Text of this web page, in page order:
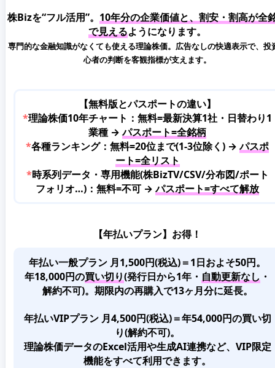
株Bizを“フル活用”。 10年分の企業価値と、割安・割高が全
で見えるようになります。
専門的な金融知識がなくても使える理論株価。広告なしの快適表示で、投
心者の判断を客観指標が支えます。
【無料版とパスポートの違い】
*理論株価10年チャート：無料=最新決算1社・日替わり1
業種 →パスポート=全銘柄
*各種ランキング：無料=20位まで(1-3位除く) →パスポ
ート=全リスト
*時系列データ・専用機能(株BizTV/CSV/分布図/ポート
フォリオ…)：無料=不可 →パスポート=すべて解放
【年払いプラン】お得！
年払い一般プラン 月1,500円(税込)＝1日およそ50円。
年18,000円の買い切り(発行日から1年・ 自動更新なし ・
解約不可)。期限内の再購入で13ヶ月分に延長。
年払いVIPプラン 月4,500円(税込)＝年54,000円の買い切
り(解約不可)。
理論株価データのExcel活用や生成AI連携など、VIP限定
機能をすべて利用できます。